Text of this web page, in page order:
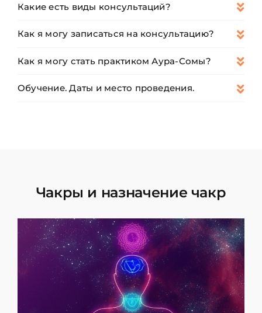
Какие есть виды консультаций?
Как я могу записаться на консультацию?
Как я могу стать практиком Аура-Сомы?
Обучение. Даты и место проведения.
Чакры и назначение чакр